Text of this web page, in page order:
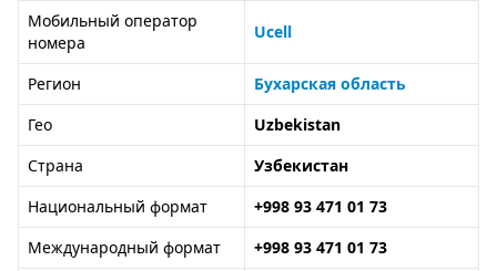
Мобильный оператор
номера
Ucell
Регион
Бухарская область
Гео
Uzbekistan
Страна
Узбекистан
Национальный формат
+998 93 471 01 73
Международный формат
+998 93 471 01 73